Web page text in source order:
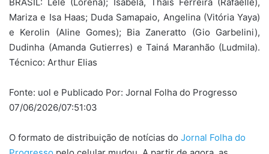
BRASIL: Lelê (Lorena); Isabela, Thais Ferreira (Rafaelle),
Mariza e Isa Haas; Duda Samapaio, Angelina (Vitória Yaya)
e Kerolin (Aline Gomes); Bia Zaneratto (Gio Garbelini),
Dudinha (Amanda Gutierres) e Tainá Maranhão (Ludmila).
Técnico: Arthur Elias
Fonte: uol e Publicado Por: Jornal Folha do Progresso
07/06/2026/07:51:03
O formato de distribuição de notícias do Jornal Folha do